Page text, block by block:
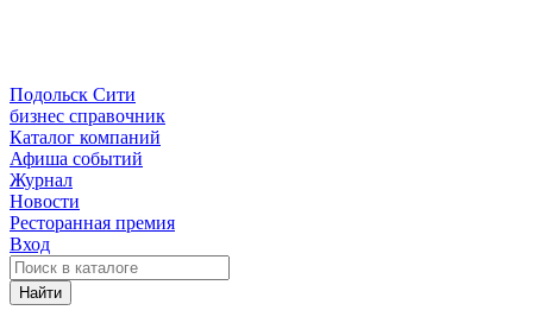
Подольск Сити
бизнес справочник
Каталог компаний
Афиша событий
Журнал
Новости
Ресторанная премия
Вход
Найти